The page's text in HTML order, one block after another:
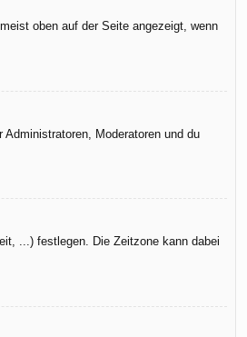
oben auf der Seite angezeigt, wenn
Moderatoren und du
...) festlegen. Die Zeitzone kann dabei